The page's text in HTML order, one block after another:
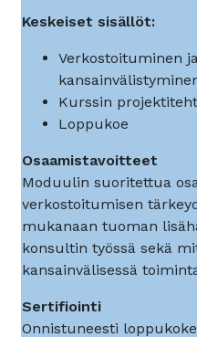
Keskeiset sisällöt:
Verkostoituminen
Kurssin
Loppukoe
Osaamistavoitteet
Moduulin suoritettua
verkostoitumisen
mukanaan tuoman
konsultin työssä sekä
kansainvälisessä
Sertifiointi
Onnistuneesti